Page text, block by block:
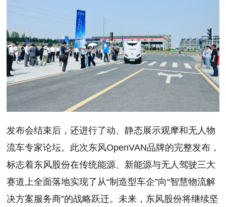
发布会结束后，还进行了动、静态展示观摩和无人物
流车专家论坛。此次东风OpenVAN品牌的完整发布，
标志着东风股份在传统能源、新能源与无人驾驶三大
赛道上全面落地实现了从“制造型车企”向“智慧物流解
决方案服务商”的战略跃迁。未来，东风股份将继续坚